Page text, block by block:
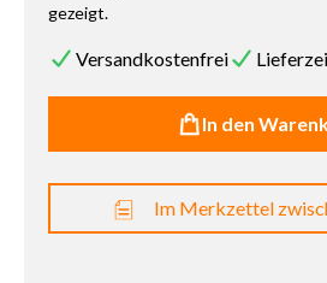
gezeigt.
Versandkostenfrei
In den
Im Merkzettel